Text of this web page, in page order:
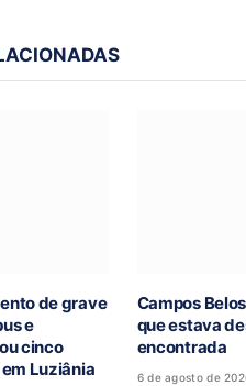
de grave
e
cinco
Luziânia
Campos
que estava
encontrada
6 de agosto de